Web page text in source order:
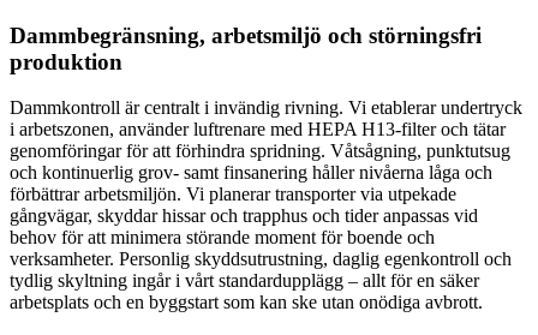
Dammbegränsning, arbetsmiljö och störningsfri
produktion
Dammkontroll är centralt i invändig rivning. Vi etablerar undertryck
i arbetszonen, använder luftrenare med HEPA H13-filter och tätar
genomföringar för att förhindra spridning. Våtsågning, punktutsug
och kontinuerlig grov- samt finsanering håller nivåerna låga och
förbättrar arbetsmiljön. Vi planerar transporter via utpekade
gångvägar, skyddar hissar och trapphus och tider anpassas vid
behov för att minimera störande moment för boende och
verksamheter. Personlig skyddsutrustning, daglig egenkontroll och
tydlig skyltning ingår i vårt standardupplägg – allt för en säker
arbetsplats och en byggstart som kan ske utan onödiga avbrott.